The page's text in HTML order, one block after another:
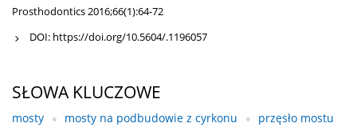
Prosthodontics 2016;66(1):64-72
DOI: https://doi.org/10.5604/.1196057
SŁOWA KLUCZOWE
mosty mosty na podbudowie z cyrkonu przęsło mostu